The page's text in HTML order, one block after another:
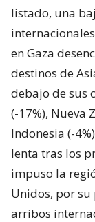
listado, una
en Gaza
destinos de
debajo de sus
(-17%), Nueva
Indonesia (-
lenta tras los
impuso la
Unidos, por su
arribos